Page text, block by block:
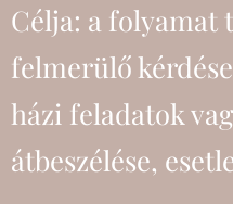
Célja: a folyamat
felmerülő
házi feladatok
átbeszélése,